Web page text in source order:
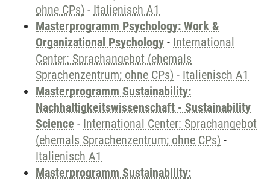
ohne CPs) - Italienisch A1
Masterprogramm Psychology: Work &
Organizational Psychology - International
Center: Sprachangebot (ehemals
Sprachenzentrum; ohne CPs) - Italienisch A1
Masterprogramm Sustainability:
Nachhaltigkeitswissenschaft - Sustainability
Science - International Center: Sprachangebot
(ehemals Sprachenzentrum; ohne CPs) -
Italienisch A1
Masterprogramm Sustainability: